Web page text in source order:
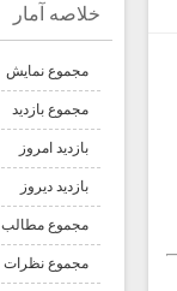
خلاصه آمار
مجموع نمایش‌
مجموع بازدید
بازدید امروز
بازدید دیروز
مجموع مطالب
مجموع نظرات